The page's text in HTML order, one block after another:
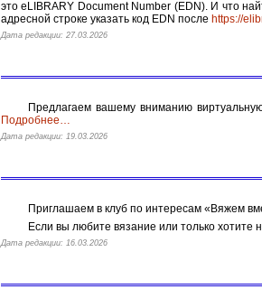
это eLIBRARY Document Number (EDN). И что
адресной строке указать код EDN после https://
Дата редакции: 27.03.2026
Предлагаем вашему вниманию
Подробнее…
Дата редакции: 19.03.2026
Приглашаем в клуб по интересам «Вяжем
Если вы любите вязание или только хотите
Дата редакции: 16.03.2026